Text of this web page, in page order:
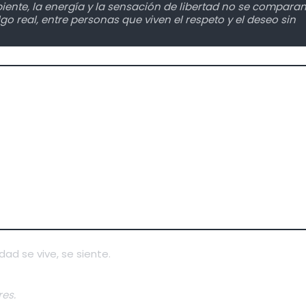
la energía y la sensación de libertad no se
real, entre personas que viven el respeto y el deseo sin
se vive, se siente.